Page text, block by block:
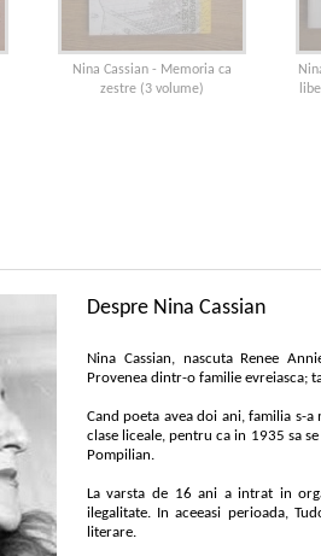
Nina Cassian - Memoria ca
zestre (3 volume)
Despre Nina Cassian
Nina Cassian, nascuta Renee
Provenea dintr-o familie evreiasca;
Cand poeta avea doi ani, familia s-
clase liceale, pentru ca in 1935 sa
Pompilian.
La varsta de 16 ani a intrat in
ilegalitate. In aceeasi perioada,
literare.